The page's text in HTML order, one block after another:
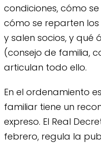
condiciones, cómo
cómo se reparten
y salen socios, y qué
(consejo de familia,
articulan todo ello.
En el ordenamiento
familiar tiene un
expreso. El Real
febrero, regula la